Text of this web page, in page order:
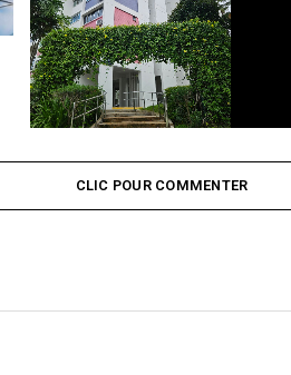
Logement : la Côte d’Ivoire mobilise
42 milliards de FCFA pour
construire 840 unités à Bouaké
CLIC POUR COMMENTER